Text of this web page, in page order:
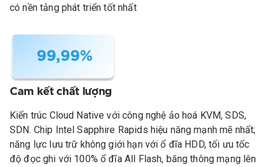
có nền tảng phát triển tốt nhất
Cam kết chất lượng
Kiến trúc Cloud Native với công nghệ ảo hoá KVM, SDS,
SDN. Chip Intel Sapphire Rapids hiệu năng mạnh mẽ nhất;
năng lực lưu trữ không giới hạn với ổ đĩa HDD, tối ưu tốc
độ đọc ghi với 100% ổ đĩa All Flash, băng thông mạng lên